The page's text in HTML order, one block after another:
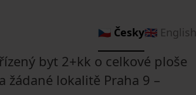
🇨🇿 Česky🇬🇧 English
byt 2+kk o celkové ploše
lokalitě Praha 9 –